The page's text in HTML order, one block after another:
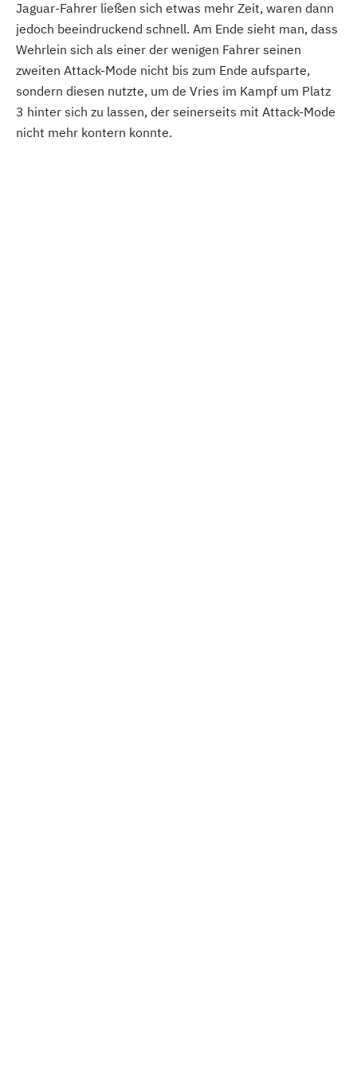
Jaguar-Fahrer ließen sich etwas mehr Zeit, waren dann
jedoch beeindruckend schnell. Am Ende sieht man, dass
Wehrlein sich als einer der wenigen Fahrer seinen
zweiten Attack-Mode nicht bis zum Ende aufsparte,
sondern diesen nutzte, um de Vries im Kampf um Platz
3 hinter sich zu lassen, der seinerseits mit Attack-Mode
nicht mehr kontern konnte.